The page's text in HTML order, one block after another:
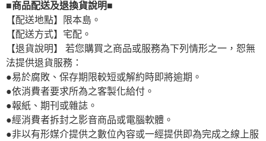
■商品配送及退換貨說明■
【配送地點】限本島。
【配送方式】宅配。
【退貨說明】 若您購買之商品或服務為下列情形之一，恕無
法提供退貨服務：
●易於腐敗、保存期限較短或解約時即將逾期。
●依消費者要求所為之客製化給付。
●報紙、期刊或雜誌。
●經消費者拆封之影音商品或電腦軟體。
●非以有形媒介提供之數位內容或一經提供即為完成之線上服